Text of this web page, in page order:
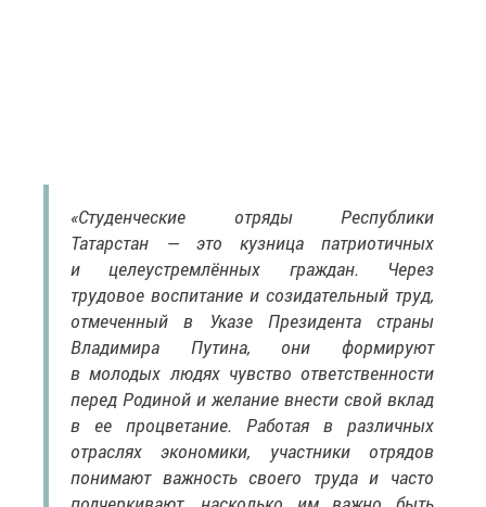
«Студенческие отряды Республики
Татарстан — это кузница патриотичных
и целеустремлённых граждан. Через
трудовое воспитание и созидательный труд,
отмеченный в Указе Президента страны
Владимира Путина, они формируют
в молодых людях чувство ответственности
перед Родиной и желание внести свой вклад
в ее процветание. Работая в различных
отраслях экономики, участники отрядов
понимают важность своего труда и часто
подчеркивают, насколько им важно быть